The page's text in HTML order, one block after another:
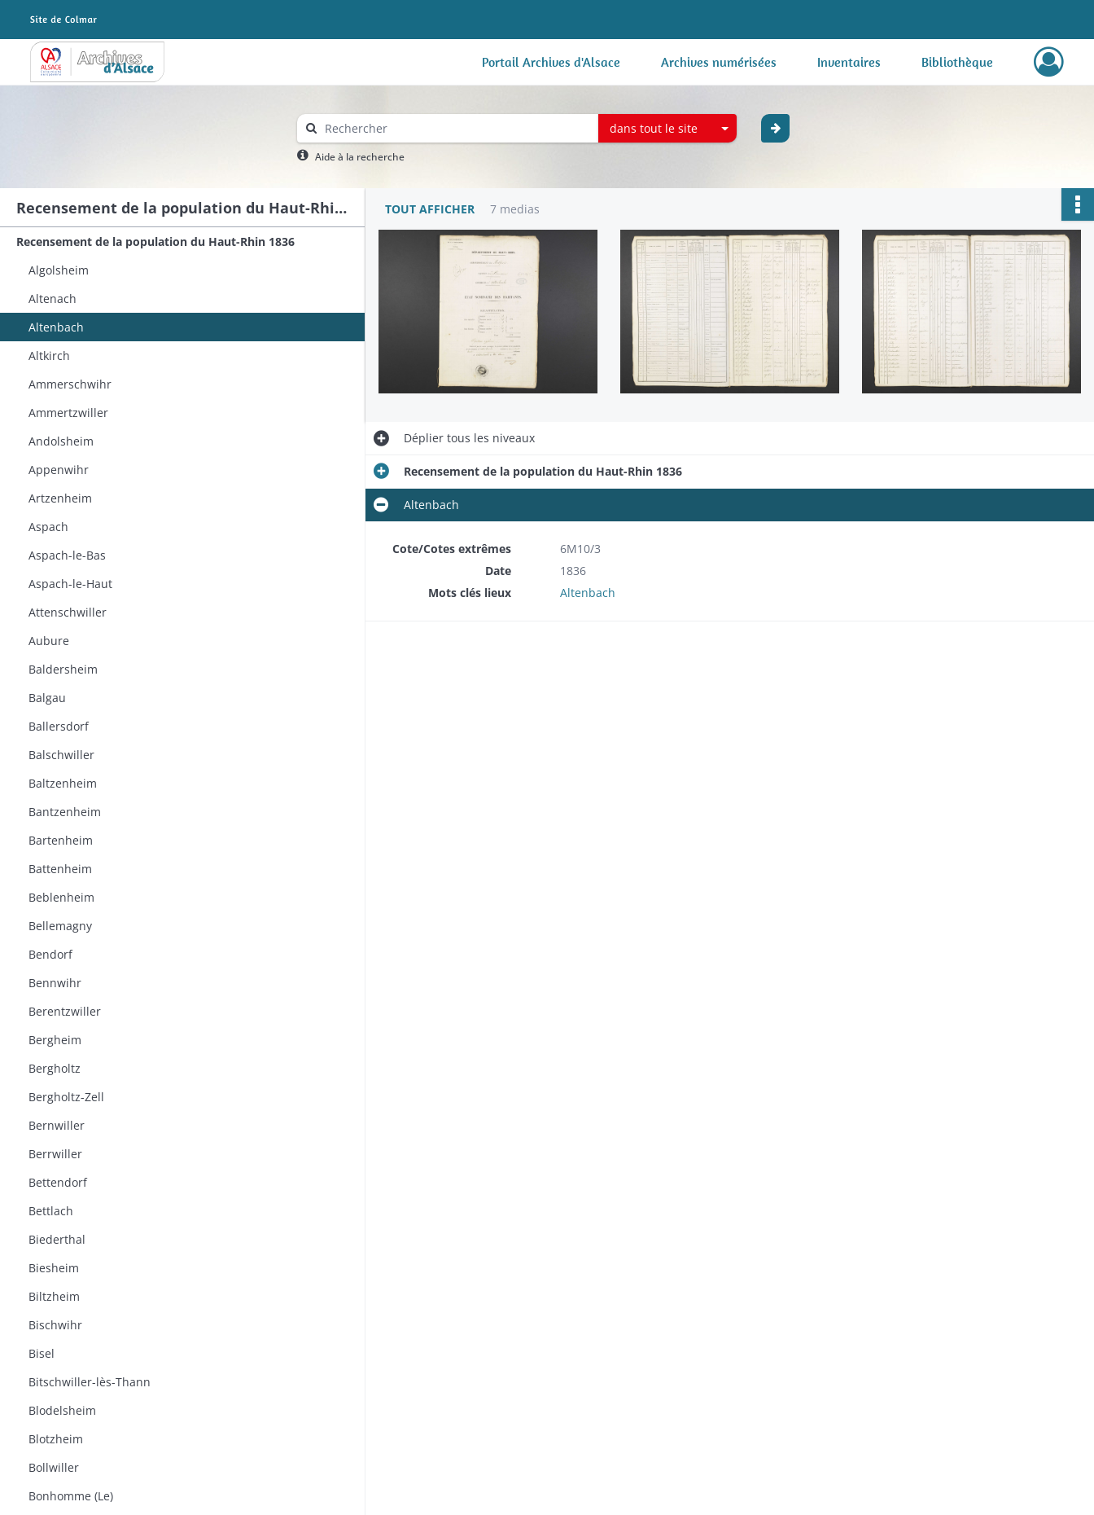
Archives Alsace - Colmar Portail Archives d'Alsace Archives numérisées Inventaires Bibliothèque
dans tout le site
Aide à la recherche
Recensement de la population du Haut-Rhin 1836
Recensement de la population du Haut-Rhin 1836
Algolsheim
Altenach
Altenbach
Altkirch
Ammerschwihr
Ammertzwiller
Andolsheim
Appenwihr
Artzenheim
Aspach
Aspach-le-Bas
Aspach-le-Haut
Attenschwiller
Aubure
Baldersheim
Balgau
Ballersdorf
Balschwiller
Baltzenheim
Bantzenheim
Bartenheim
Battenheim
Beblenheim
Bellemagny
Bendorf
Bennwihr
Berentzwiller
Bergheim
Bergholtz
Bergholtz-Zell
Bernwiller
Berrwiller
Bettendorf
Bettlach
Biederthal
Biesheim
Biltzheim
Bischwihr
Bisel
Bitschwiller-lès-Thann
Blodelsheim
Blotzheim
Bollwiller
Bonhomme (Le)
TOUT AFFICHER 7 medias
Dépliertous les niveaux
Recensement de la population du Haut-Rhin 1836
Altenbach
Cote/Cotes extrêmes
6M10/3
Date
1836
Mots clés lieux
Altenbach